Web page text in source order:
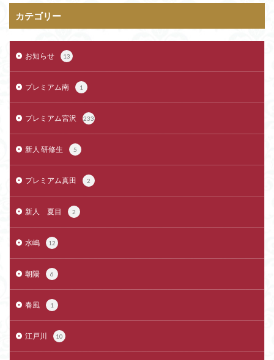
カテゴリー
お知らせ 13
プレミアム南 1
プレミアム宮沢 233
新人 研修生 5
プレミアム真田 2
新人 夏目 2
水嶋 12
朝陽 6
春風 1
江戸川 10